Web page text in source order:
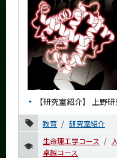
【研究室紹介】 上野
教育
研究室紹介
生命理工学コース
卓越コース
未来
Future
入学案内
Admissions
生命理工学系 News
News 一覧
カテゴリ別
課程別